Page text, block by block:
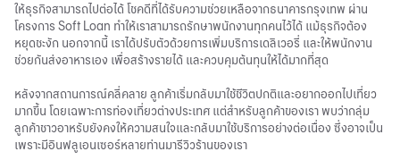
ให้ธุรกิจสามารถไปต่อได้ โชคดีที่ได้รับความช่วยเหลือจากธนาคารกรุงเทพ ผ่าน
โครงการ Soft Loan ทำให้เราสามารถรักษาพนักงานทุกคนไว้ได้ แม้ธุรกิจต้อง
หยุดชะงัก นอกจากนี้ เราได้ปรับตัวด้วยการเพิ่มบริการเดลิเวอรี่ และให้พนักงาน
ช่วยกันส่งอาหารเอง เพื่อสร้างรายได้ และควบคุมต้นทุนให้ได้มากที่สุด
หลังจากสถานการณ์คลี่คลาย ลูกค้าเริ่มกลับมาใช้ชีวิตปกติและอยากออกไปเที่ยว
มากขึ้น โดยเฉพาะการท่องเที่ยวต่างประเทศ แต่สำหรับลูกค้าของเรา พบว่ากลุ่ม
ลูกค้าชาวอาหรับยังคงให้ความสนใจและกลับมาใช้บริการอย่างต่อเนื่อง ซึ่งอาจเป็น
เพราะมีอินฟลูเอนเซอร์หลายท่านมารีวิวร้านของเรา